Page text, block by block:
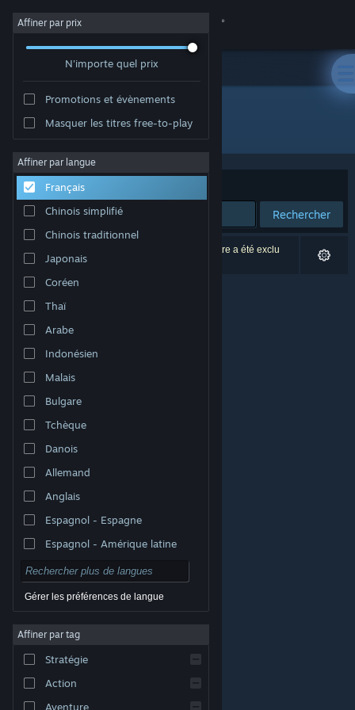
Se connecter
Magasin
À propos
Support
Changer la langue
Télécharger l'application mobile Steam
Voir version ordi. du site
© Valve Corporation. Tous droits réservés. Toutes les
titulaires aux États-Unis et dans d'autres pays.
Accessibilité
Remboursements
Affiner par prix
N'importe quel prix
Promotions et évènements
Masquer les titres free-to-play
Affiner par langue
Français
Chinois simplifié
Chinois traditionnel
Japonais
Coréen
Thaï
Arabe
Indonésien
Malais
Bulgare
Tchèque
Danois
Allemand
Anglais
Espagnol - Espagne
Espagnol - Amérique latine
Gérer les préférences de langue
Affiner par tag
Stratégie
Action
Aventure
Développement : Joseph Caero
Trier par Pertinence
Rechercher
0 résultats correspondent à votre recherche. 1 titre a été exclu
selon vos préférences.